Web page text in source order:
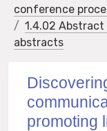
conference
1.4.02
abstracts
promoting